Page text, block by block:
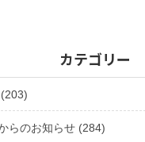
カテゴリー
らのお知らせ (284)